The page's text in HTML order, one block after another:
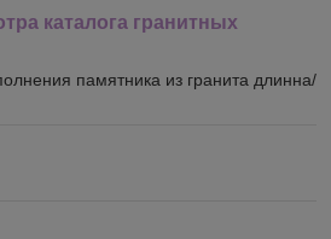
каталога гранитных
памятника из гранита длинна/